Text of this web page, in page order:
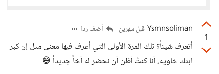
1
Ysmnsoliman قبل شهرين أضف ردا
أتعرف شيئاً؟ تلك المرة الأولى التي أعرف فيها معنى مثل إن كبر
ابنك خاويه، أنا كنتُ أظن أن نحضر له أخاً جديداً 😅